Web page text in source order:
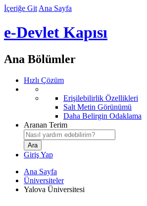
İçeriğe Git Ana Sayfa
e-Devlet Kapısı
Ana Bölümler
Hızlı Çözüm
Erişilebilirlik Özellikleri
Salt Metin Görünümü
Daha Belirgin Odaklama
Aranan Terim
Giriş Yap
Ana Sayfa
Üniversiteler
Yalova Üniversitesi